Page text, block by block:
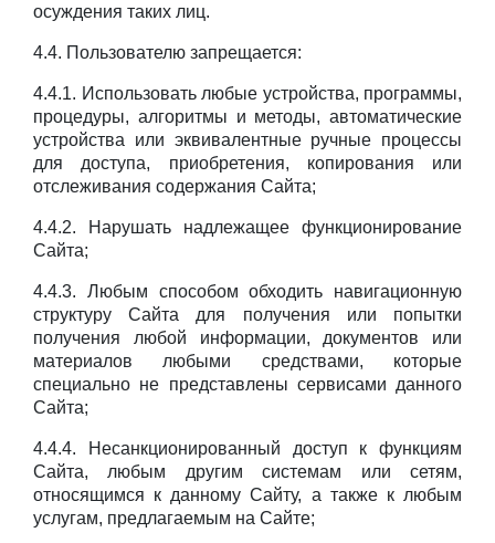
осуждения таких лиц.
4.4. Пользователю запрещается:
4.4.1. Использовать любые устройства, программы,
процедуры, алгоритмы и методы, автоматические
устройства или эквивалентные ручные процессы
для доступа, приобретения, копирования или
отслеживания содержания Сайта;
4.4.2. Нарушать надлежащее функционирование
Сайта;
4.4.3. Любым способом обходить навигационную
структуру Сайта для получения или попытки
получения любой информации, документов или
материалов любыми средствами, которые
специально не представлены сервисами данного
Сайта;
4.4.4. Несанкционированный доступ к функциям
Сайта, любым другим системам или сетям,
относящимся к данному Сайту, а также к любым
услугам, предлагаемым на Сайте;